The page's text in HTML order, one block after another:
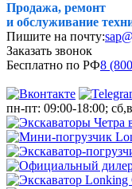
Продажа, ремонт
и обслуживание
Пишите на почту:
Заказать звонок
Бесплатно по РФ8
пн-пт: 09:00-18:00;